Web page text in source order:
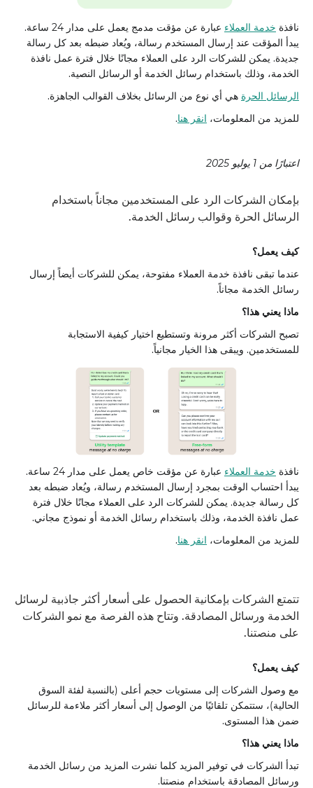
نافذة خدمة العملاء
عبارة عن مؤقت مدمج يعمل على مدار 24 ساعة.
يبدأ المؤقت عند إرسال المستخدم رسالة، ويُعاد ضبطه بعد كل رسالة
جديدة. يمكن للشركات الرد على العملاء مجانًا خلال فترة عمل نافذة
الخدمة، وذلك باستخدام رسائل الخدمة أو الرسائل النصية.
الرسائل الحرة هي أي نوع من الرسائل بخلاف القوالب الجاهزة.
للمزيد من المعلومات، انقر هنا.
اعتبارًا من 1 يوليو 2025
بإمكان الشركات الرد على المستخدمين مجاناً باستخدام
الرسائل الحرة وقوالب رسائل الخدمة.
كيف يعمل؟
عندما تبقى نافذة خدمة العملاء مفتوحة، يمكن للشركات أيضاً إرسال
رسائل الخدمة مجاناً.
ماذا يعني هذا؟
تصبح الشركات أكثر مرونة وتستطيع اختيار كيفية الاستجابة
للمستخدمين. ويبقى هذا الخيار مجانياً.
نافذة خدمة العملاء
عبارة عن مؤقت خاص يعمل على مدار 24 ساعة.
يبدأ احتساب الوقت بمجرد إرسال المستخدم رسالة، ويُعاد ضبطه بعد
كل رسالة جديدة. يمكن للشركات الرد على العملاء مجانًا خلال فترة
عمل نافذة الخدمة، وذلك باستخدام رسائل الخدمة أو نموذج مجاني.
للمزيد من المعلومات، انقر هنا.
تتمتع الشركات بإمكانية الحصول على أسعار أكثر جاذبية لرسائل
الخدمة ورسائل المصادقة. وتتاح هذه الفرصة مع نمو الشركات
على منصتنا.
كيف يعمل؟
مع وصول الشركات إلى مستويات حجم أعلى (بالنسبة لفئة السوق
الحالية)، ستتمكن تلقائيًا من الوصول إلى أسعار أكثر ملاءمة للرسائل
ضمن هذا المستوى.
ماذا يعني هذا؟
تبدأ الشركات في توفير المزيد كلما نشرت المزيد من رسائل الخدمة
ورسائل المصادقة باستخدام منصتنا.